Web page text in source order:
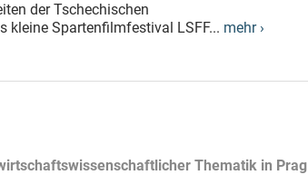
der Tschechischen
Spartenfilmfestival LSFF... mehr ›
Thematik in Prag